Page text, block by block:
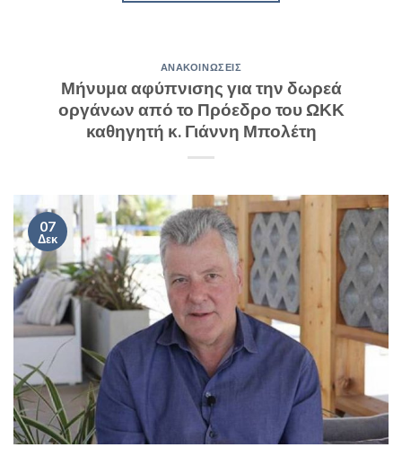
ΑΝΑΚΟΙΝΏΣΕΙΣ
Μήνυμα αφύπνισης για την δωρεά
οργάνων από το Πρόεδρο του ΩΚΚ
καθηγητή κ. Γιάννη Μπολέτη
07
Δεκ